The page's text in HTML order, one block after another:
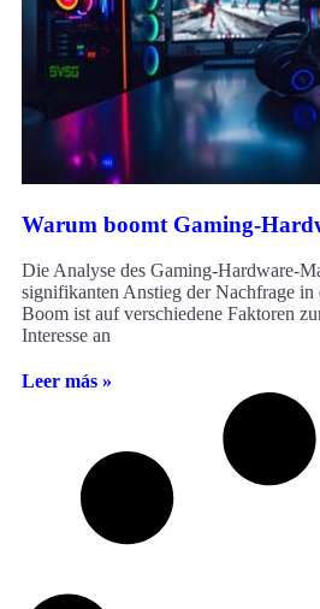
Warum boomt Gaming-
Die Analyse des Gaming-Hardware-
signifikanten Anstieg der Nachfrage in
Boom ist auf verschiedene Faktoren
Interesse an
Leer más »